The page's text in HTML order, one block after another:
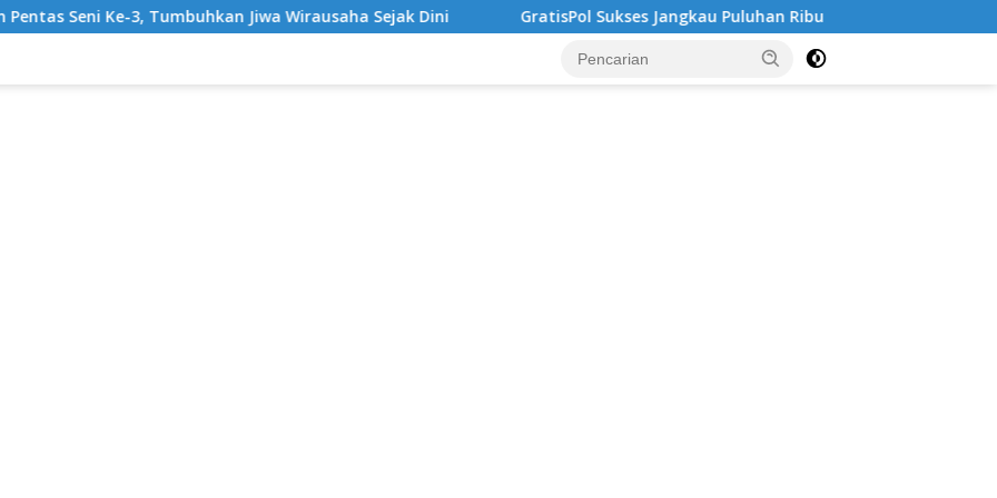
Jiwa Wirausaha Sejak Dini GratisPol Sukses Jangkau Puluhan Ribu Mahasiswa, Kampus Diminta Lebih